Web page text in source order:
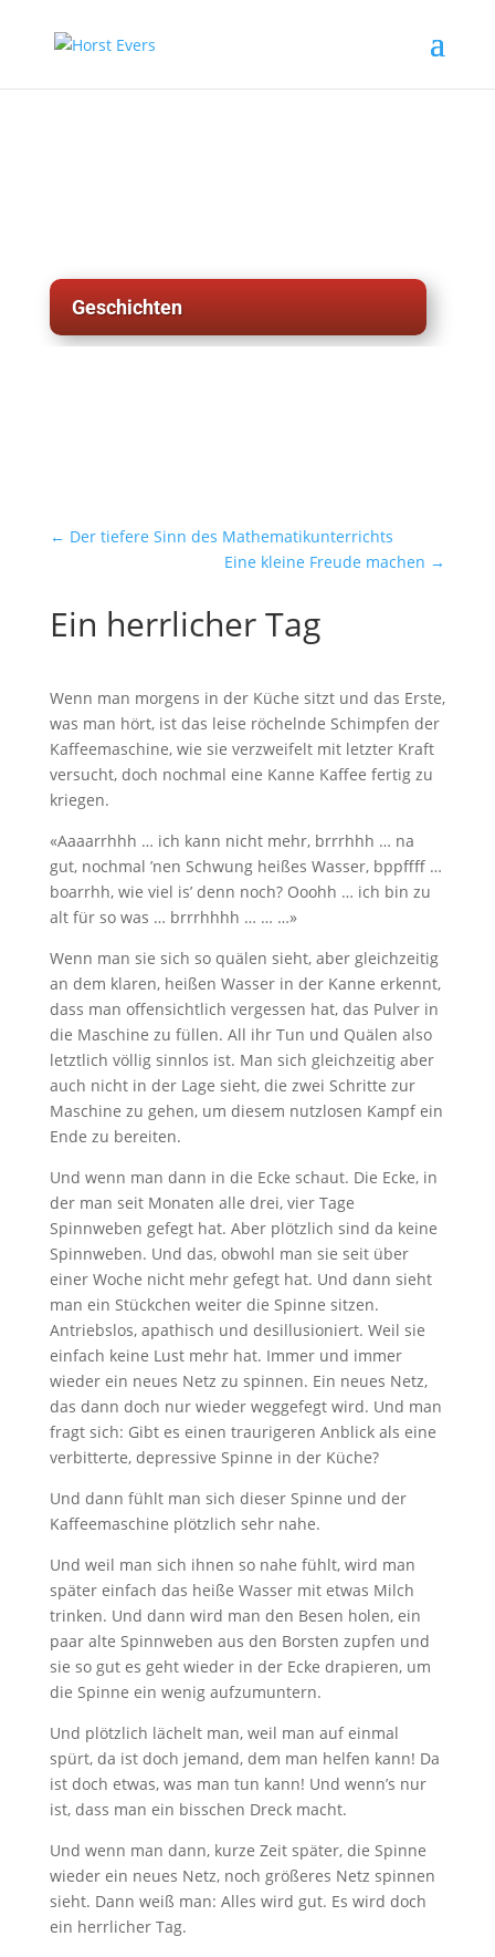
Geschichten
← Der tiefere Sinn des Mathematikunterrichts
Eine kleine Freude machen →
Ein herrlicher Tag
Wenn man morgens in der Küche sitzt und das Erste,
was man hört, ist das leise röchelnde Schimpfen der
Kaffeemaschine, wie sie verzweifelt mit letzter Kraft
versucht, doch nochmal eine Kanne Kaffee fertig zu
kriegen.
«Aaaarrhhh … ich kann nicht mehr, brrrhhh … na
gut, nochmal ’nen Schwung heißes Wasser, bppffff …
boarrhh, wie viel is’ denn noch? Ooohh … ich bin zu
alt für so was … brrrhhhh … … …»
Wenn man sie sich so quälen sieht, aber gleichzeitig
an dem klaren, heißen Wasser in der Kanne erkennt,
dass man offensichtlich vergessen hat, das Pulver in
die Maschine zu füllen. All ihr Tun und Quälen also
letztlich völlig sinnlos ist. Man sich gleichzeitig aber
auch nicht in der Lage sieht, die zwei Schritte zur
Maschine zu gehen, um diesem nutzlosen Kampf ein
Ende zu bereiten.
Und wenn man dann in die Ecke schaut. Die Ecke, in
der man seit Monaten alle drei, vier Tage
Spinnweben gefegt hat. Aber plötzlich sind da keine
Spinnweben. Und das, obwohl man sie seit über
einer Woche nicht mehr gefegt hat. Und dann sieht
man ein Stückchen weiter die Spinne sitzen.
Antriebslos, apathisch und desillusioniert. Weil sie
einfach keine Lust mehr hat. Immer und immer
wieder ein neues Netz zu spinnen. Ein neues Netz,
das dann doch nur wieder weggefegt wird. Und man
fragt sich: Gibt es einen traurigeren Anblick als eine
verbitterte, depressive Spinne in der Küche?
Und dann fühlt man sich dieser Spinne und der
Kaffeemaschine plötzlich sehr nahe.
Und weil man sich ihnen so nahe fühlt, wird man
später einfach das heiße Wasser mit etwas Milch
trinken. Und dann wird man den Besen holen, ein
paar alte Spinnweben aus den Borsten zupfen und
sie so gut es geht wieder in der Ecke drapieren, um
die Spinne ein wenig aufzumuntern.
Und plötzlich lächelt man, weil man auf einmal
spürt, da ist doch jemand, dem man helfen kann! Da
ist doch etwas, was man tun kann! Und wenn’s nur
ist, dass man ein bisschen Dreck macht.
Und wenn man dann, kurze Zeit später, die Spinne
wieder ein neues Netz, noch größeres Netz spinnen
sieht. Dann weiß man: Alles wird gut. Es wird doch
ein herrlicher Tag.